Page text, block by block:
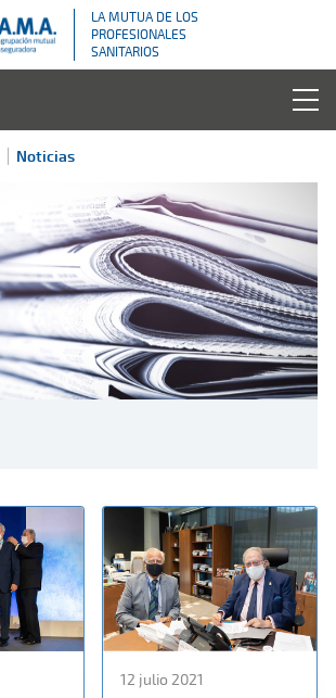
LA MUTUA DE LOS
PROFESIONALES
SANITARIOS
Noticias
12 julio 2021